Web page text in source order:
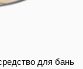
для бань